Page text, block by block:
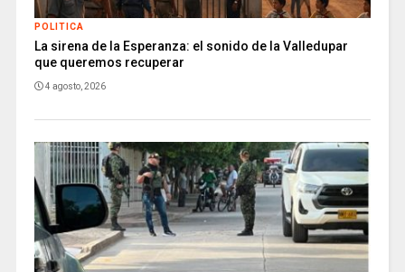
POLITICA
La sirena de la Esperanza: el sonido de la Valledupar
que queremos recuperar
4 agosto, 2026